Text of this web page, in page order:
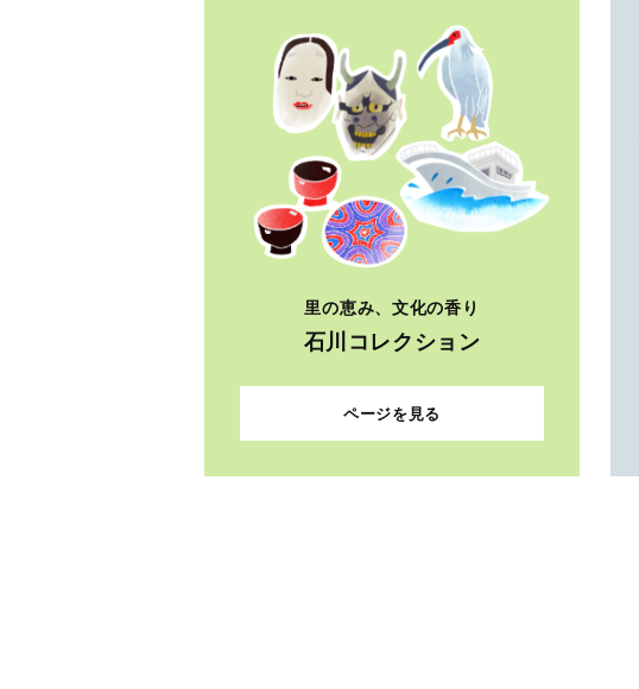
里の恵み、文化の香り
石川コレクション
ページを見る